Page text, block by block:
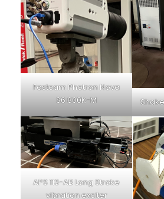
Fastcam Photron Nova
S6 800K-M
APS 113-AB Long Stroke
vibration exciter